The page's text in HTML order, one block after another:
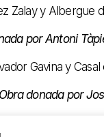
Zalay y Albergue
por Antoni
Gavina y Casal
Obra donada por
Obra donada